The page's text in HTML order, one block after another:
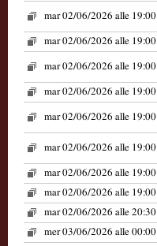
mar 02/06/2026 alle 19:00
mar 02/06/2026 alle 19:00
mar 02/06/2026 alle 19:00
mar 02/06/2026 alle 19:00
mar 02/06/2026 alle 19:00
mar 02/06/2026 alle 19:00
mar 02/06/2026 alle 19:00
mar 02/06/2026 alle 19:00
mar 02/06/2026 alle 20:30
mer 03/06/2026 alle 00:00